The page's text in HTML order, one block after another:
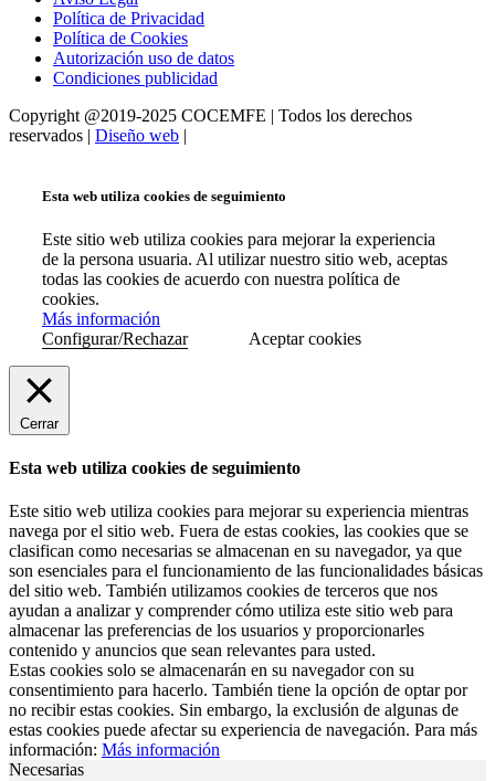
Política de Privacidad
Política de Cookies
Autorización uso de datos
Condiciones publicidad
Copyright @2019-2025 COCEMFE | Todos los derechos
reservados | Diseño web |
Esta web utiliza cookies de seguimiento
Este sitio web utiliza cookies para mejorar la experiencia
de la persona usuaria. Al utilizar nuestro sitio web, aceptas
todas las cookies de acuerdo con nuestra política de
cookies.
Más información
Configurar/Rechazar
Aceptar cookies
Cerrar
Esta web utiliza cookies de seguimiento
Este sitio web utiliza cookies para mejorar su experiencia mientras
navega por el sitio web. Fuera de estas cookies, las cookies que se
clasifican como necesarias se almacenan en su navegador, ya que
son esenciales para el funcionamiento de las funcionalidades básicas
del sitio web. También utilizamos cookies de terceros que nos
ayudan a analizar y comprender cómo utiliza este sitio web para
almacenar las preferencias de los usuarios y proporcionarles
contenido y anuncios que sean relevantes para usted.
Estas cookies solo se almacenarán en su navegador con su
consentimiento para hacerlo. También tiene la opción de optar por
no recibir estas cookies. Sin embargo, la exclusión de algunas de
estas cookies puede afectar su experiencia de navegación. Para más
información: Más información
Necesarias